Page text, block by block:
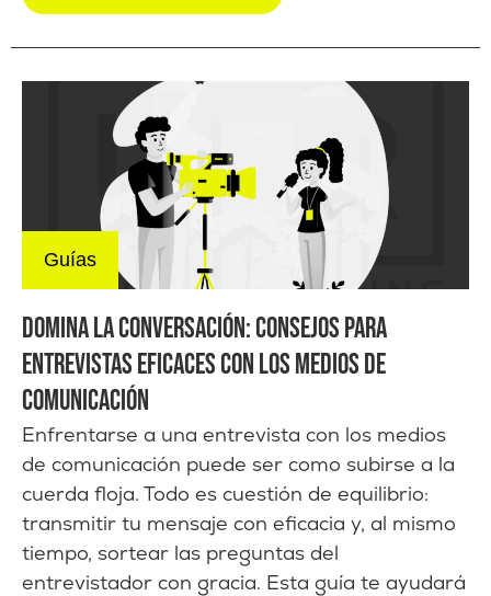
Guías
DOMINA LA CONVERSACIÓN: CONSEJOS PARA
ENTREVISTAS EFICACES CON LOS MEDIOS DE
COMUNICACIÓN
Enfrentarse a una entrevista con los medios
de comunicación puede ser como subirse a la
cuerda floja. Todo es cuestión de equilibrio:
transmitir tu mensaje con eficacia y, al mismo
tiempo, sortear las preguntas del
entrevistador con gracia. Esta guía te ayudará